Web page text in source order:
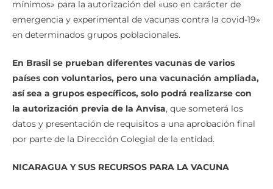
mínimos» para la autorización del «uso en carácter de
emergencia y experimental de vacunas contra la covid-19»
en determinados grupos poblacionales.
En Brasil se prueban diferentes vacunas de varios
países con voluntarios, pero una vacunación ampliada,
así sea a grupos específicos, solo podrá realizarse con
la autorización previa de la Anvisa, que someterá los
datos y presentación de requisitos a una aprobación final
por parte de la Dirección Colegial de la entidad.
NICARAGUA Y SUS RECURSOS PARA LA VACUNA